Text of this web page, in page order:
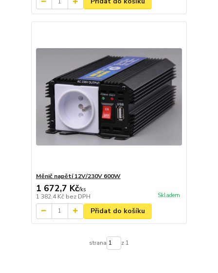
Měnič napětí 12V/230V 600W
1 672,7 Kč/ks
1 382,4 Kč bez DPH Skladem
Přidat do košíku
strana z 1